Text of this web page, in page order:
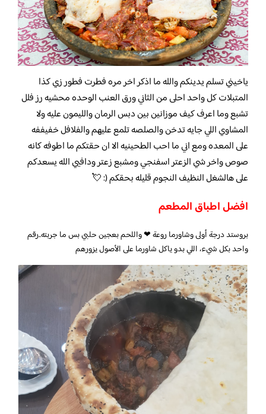
ياخيني تسلم يدينكم والله ما اذكر اخر مره فطرت فطور زي كذا
المتبلات كل واحد احلى من الثاني ورق العنب الوحده محشيه رز فلل
تشبع وما اعرف كيف موزانين بين دبس الرمان والليمون عليه ولا
المشاوي اللي جايه تدخن والصلصه تلمع عليهم والفلافل خفيففه
على المعده ومع اني ما احب الطحينيه الا ان حقتكم ما اطوفه كانه
صوص واخر شي الزعتر اسفنجي ومشبع زعتر ودافيي الله يسعدكم
على هالشغل النظيف النجوم قليله بحقكم (: 💘
افضل اطباق المطعم
بروستد درجة أولى وشاورما روعة ❤ واللحم بعجين حلبي بس ما جربته..رقم
واحد بكل شيء، اللي بدو ياكل شاورما على الأصول يزورهم